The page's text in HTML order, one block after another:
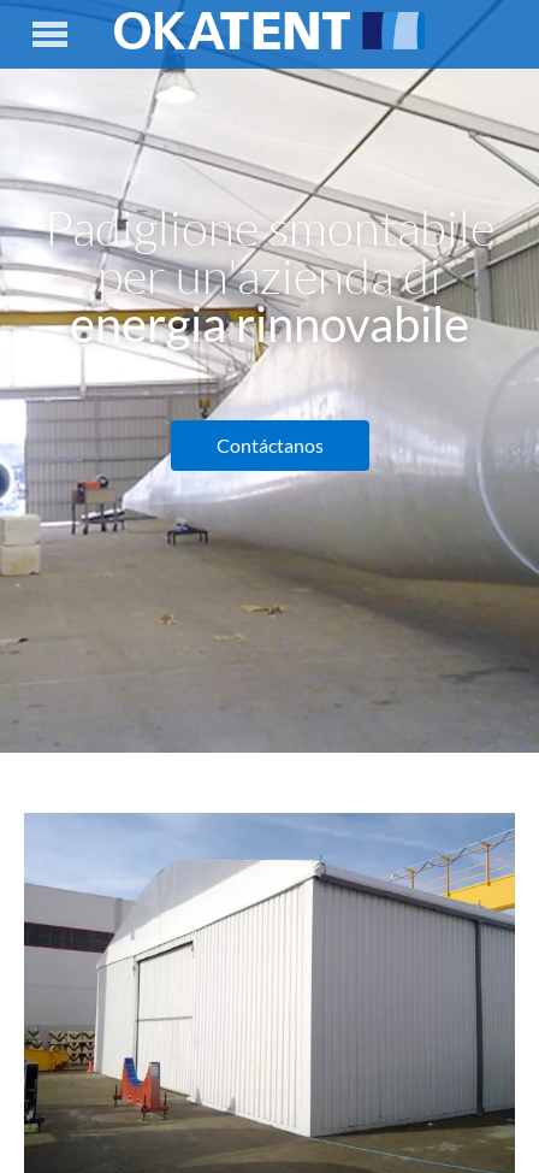
Padiglione smontabile
per un'azienda di
energia rinnovabile
Contáctanos